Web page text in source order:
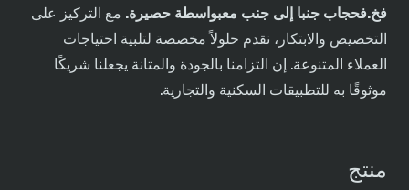
فخ.فحجاب جنبا إلى جنب معبواسطة حصيرة. مع التركيز على
التخصيص والابتكار، نقدم حلولاً مخصصة لتلبية احتياجات
العملاء المتنوعة. إن التزامنا بالجودة والمتانة يجعلنا شريكًا
موثوقًا به للتطبيقات السكنية والتجارية.
منتج